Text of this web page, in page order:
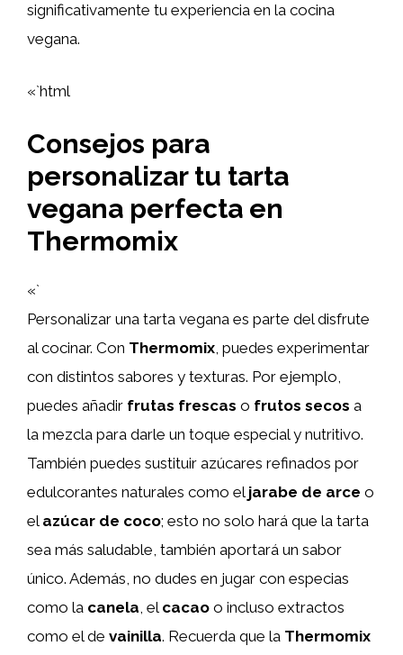
significativamente tu experiencia en la cocina
vegana.
«`html
Consejos para
personalizar tu tarta
vegana perfecta en
Thermomix
«`
Personalizar una tarta vegana es parte del disfrute
al cocinar. Con Thermomix, puedes experimentar
con distintos sabores y texturas. Por ejemplo,
puedes añadir frutas frescas o frutos secos a
la mezcla para darle un toque especial y nutritivo.
También puedes sustituir azúcares refinados por
edulcorantes naturales como el jarabe de arce o
el azúcar de coco; esto no solo hará que la tarta
sea más saludable, también aportará un sabor
único. Además, no dudes en jugar con especias
como la canela, el cacao o incluso extractos
como el de vainilla. Recuerda que la Thermomix